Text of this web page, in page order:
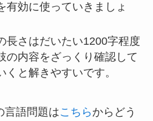
有効に使っていきましょ
長さはだいたい1200字程度
の内容をざっくり確認して
と解きやすいです。
言語問題はこちら からどう